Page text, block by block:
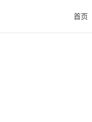
首页